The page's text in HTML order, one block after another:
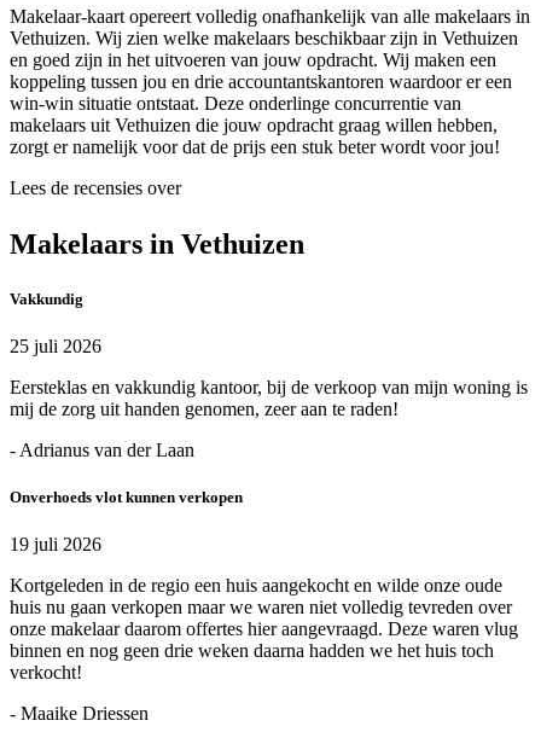
Makelaar-kaart opereert volledig onafhankelijk van alle makelaars in
Vethuizen. Wij zien welke makelaars beschikbaar zijn in Vethuizen
en goed zijn in het uitvoeren van jouw opdracht. Wij maken een
koppeling tussen jou en drie accountantskantoren waardoor er een
win-win situatie ontstaat. Deze onderlinge concurrentie van
makelaars uit Vethuizen die jouw opdracht graag willen hebben,
zorgt er namelijk voor dat de prijs een stuk beter wordt voor jou!
Lees de recensies over
Makelaars in Vethuizen
Vakkundig
25 juli 2026
Eersteklas en vakkundig kantoor, bij de verkoop van mijn woning is
mij de zorg uit handen genomen, zeer aan te raden!
- Adrianus van der Laan
Onverhoeds vlot kunnen verkopen
19 juli 2026
Kortgeleden in de regio een huis aangekocht en wilde onze oude
huis nu gaan verkopen maar we waren niet volledig tevreden over
onze makelaar daarom offertes hier aangevraagd. Deze waren vlug
binnen en nog geen drie weken daarna hadden we het huis toch
verkocht!
- Maaike Driessen